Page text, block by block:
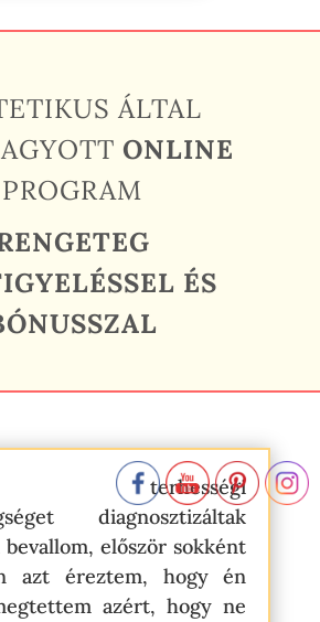
ÁLTAL
ONLINE
PROGRAM
ÉS
terhességi
diagnosztizáltak
bevallom, először sokként
azt éreztem, hogy én
azért, hogy ne